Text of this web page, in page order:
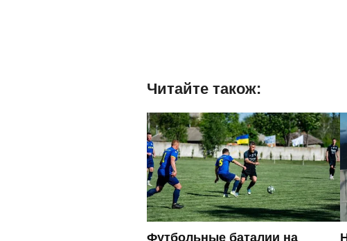
Читайте також:
Футбольные баталии на